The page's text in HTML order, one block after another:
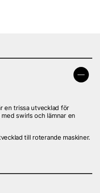
en trissa utvecklad för
swirls och lämnar en
till roterande maskiner.